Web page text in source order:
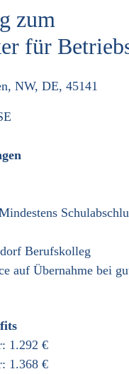
zum
für
NW, DE, 45141
Berufskolleg
auf Übernahme bei
1.292 €
1.368 €